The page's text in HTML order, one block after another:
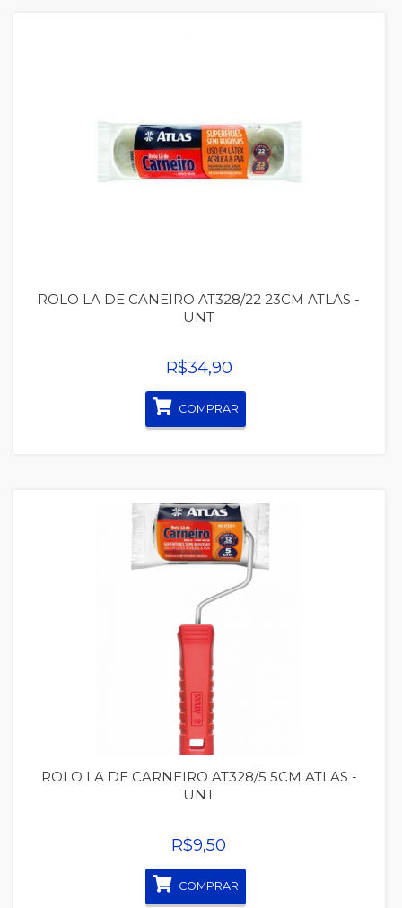
Quickview
ROLO LA DE CANEIRO AT328/22 23CM ATLAS -
UNT
R$34,90
COMPRAR
Quickview
ROLO LA DE CARNEIRO AT328/5 5CM ATLAS -
UNT
R$9,50
COMPRAR